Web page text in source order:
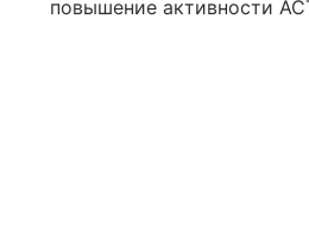
повышение активности